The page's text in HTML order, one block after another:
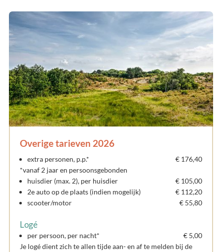
Overige tarieven 2026
extra personen, p.p.*
€ 176,40
*vanaf 2 jaar en persoonsgebonden
huisdier (max. 2), per huisdier
€ 105,00
2e auto op de plaats (indien mogelijk)
€ 112,20
scooter/motor
€ 55,80
Logé
per persoon, per nacht*
€ 5,00
Je logé dient zich te allen tijde aan- en af te melden bij de